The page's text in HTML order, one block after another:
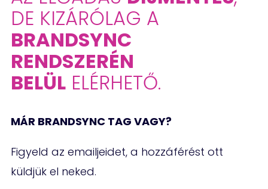
DE KIZÁRÓLAG A
BRANDSYNC
RENDSZERÉN
BELÜLELÉRHETŐ.
MÁR BRANDSYNC TAG VAGY?
Figyeld az emailjeidet, a hozzáférést ott
küldjük el neked.